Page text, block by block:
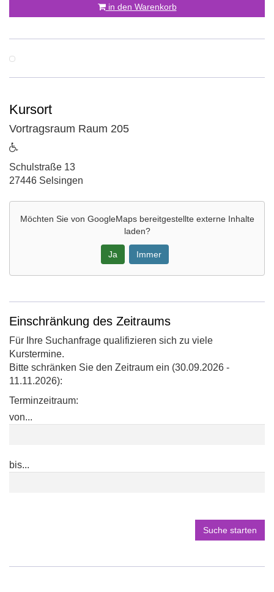
in den Warenkorb
Kursort
Vortragsraum Raum 205
Adresse:
Schulstraße 13
27446 Selsingen
Möchten Sie von GoogleMapsbereitgestellte externe Inhalte
laden?
Ja Immer
Maps
Karte
Vortragsraum
Raum
205
in
neuem
öffnen
Einschränkung des Zeitraums
Für Ihre Suchanfrage qualifizieren sich zu viele
Kurstermine.
Bitte schränken Sie den Zeitraum ein (30.09.2026 -
11.11.2026):
Terminzeitraum:
von...
bis...
Suche starten